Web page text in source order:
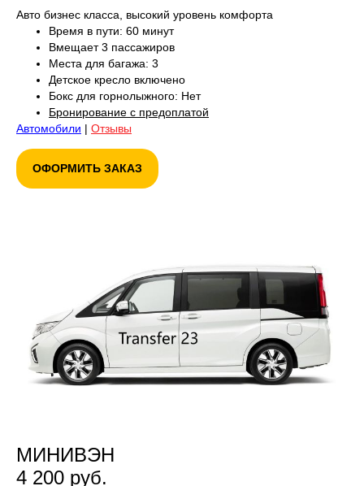
Авто бизнес класса, высокий уровень комфорта
Время в пути: 60 минут
Вмещает 3 пассажиров
Места для багажа: 3
Детское кресло включено
Бокс для горнолыжного: Нет
Бронирование с предоплатой
Автомобили | Отзывы
ОФОРМИТЬ ЗАКАЗ
МИНИВЭН
4 200 руб.